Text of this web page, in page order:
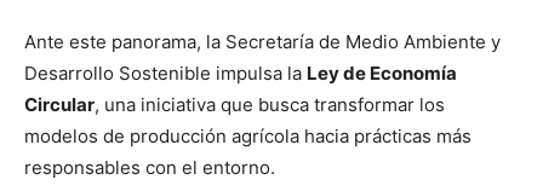
Ante este panorama, la Secretaría de Medio Ambiente y
Desarrollo Sostenible impulsa la Ley de Economía
Circular, una iniciativa que busca transformar los
modelos de producción agrícola hacia prácticas más
responsables con el entorno.